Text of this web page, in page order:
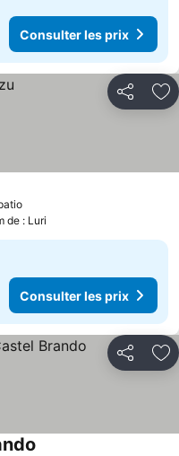
Consulter les prix
Partager
Consulter les prix
de : Luri
Consulter les prix
Partager